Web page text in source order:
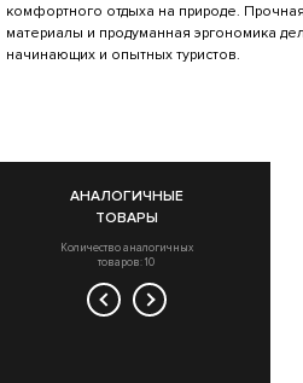
комфортного отдыха на природе.
материалы и продуманная эргономика
начинающих и опытных туристов.
АНАЛОГИЧНЫЕ
ТОВАРЫ
Количество аналогичных
товаров: 10